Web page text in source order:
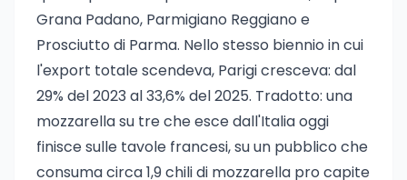
Grana Padano, Parmigiano Reggiano e
Prosciutto di Parma. Nello stesso biennio in cui
l'export totale scendeva, Parigi cresceva: dal
29% del 2023 al 33,6% del 2025. Tradotto: una
mozzarella su tre che esce dall'Italia oggi
finisce sulle tavole francesi, su un pubblico che
consuma circa 1,9 chili di mozzarella pro capite